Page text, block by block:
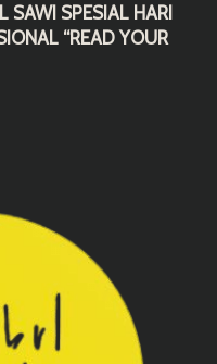
SAWI SPESIAL HARI
“READ YOUR